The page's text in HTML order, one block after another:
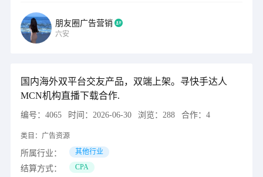
朋友圈广告营销
六安
国内海外双平台交友产品，双端上架。寻快手达人
MCN机构直播下载合作.
编号： 4065 时间： 2026-06-30 浏览： 288 合作： 4
类目： 广告资源
所属行业： 其他行业
结算方式： CPA